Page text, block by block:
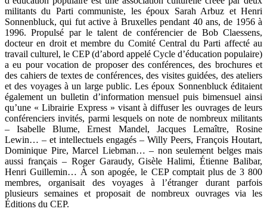
militants du Parti communiste, les époux Sarah Arbuz et Henri
Sonnenbluck, qui fut active à Bruxelles pendant 40 ans, de 1956 à
1996. Propulsé par le talent de conférencier de Bob Claessens,
docteur en droit et membre du Comité Central du Parti affecté au
travail culturel, le CEP (d’abord appelé Cycle d’éducation populaire)
a eu pour vocation de proposer des conférences, des brochures et
des cahiers de textes de conférences, des visites guidées, des ateliers
et des voyages à un large public. Les époux Sonnenbluck éditaient
également un bulletin d’information mensuel puis bimensuel ainsi
qu’une « Librairie Express » visant à diffuser les ouvrages de leurs
conférenciers invités, parmi lesquels on note de nombreux militants
– Isabelle Blume, Ernest Mandel, Jacques Lemaître, Rosine
Lewin… – et intellectuels engagés – Willy Peers, François Houtart,
Dominique Pire, Marcel Liebman… – non seulement belges mais
aussi français – Roger Garaudy, Gisèle Halimi, Étienne Balibar,
Henri Guillemin… À son apogée, le CEP comptait plus de 3 800
membres, organisait des voyages à l’étranger durant parfois
plusieurs semaines et proposait de nombreux ouvrages via les
Éditions du CEP.